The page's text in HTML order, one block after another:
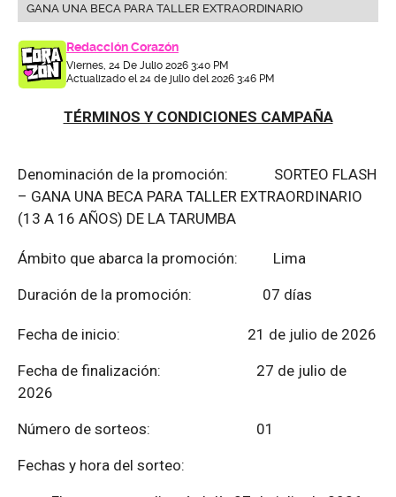
GANA UNA BECA PARA TALLER EXTRAORDINARIO
Redacción Corazón
Viernes, 24 De Julio 2026 3:40 PM
Actualizado el 24 de julio del 2026 3:46 PM
TÉRMINOS Y CONDICIONES CAMPAÑA
Denominación de la promoción: SORTEO FLASH
– GANA UNA BECA PARA TALLER EXTRAORDINARIO
(13 A 16 AÑOS) DE LA TARUMBA
Ámbito que abarca la promoción: Lima
Duración de la promoción: 07 días
Fecha de inicio: 21 de julio de 2026
Fecha de finalización:
27 de julio de
2026
Número de sorteos: 01
Fechas y hora del sorteo: